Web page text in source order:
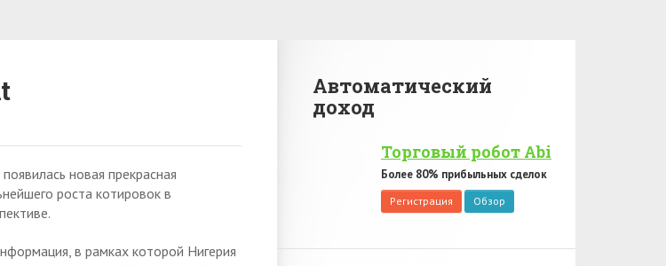
новая прекрасная
роста котировок в
в рамках которой Нигерия
Автоматический
доход
Торговый робот Abi
Более 80% прибыльных сделок
Регистрация Обзор